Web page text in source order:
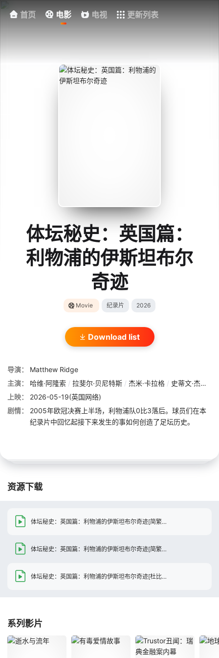
首页 电影 电视 更新列表
体坛秘史：英国篇：
利物浦的伊斯坦布尔
奇迹
Movie 纪录片 2026
Download list
导演：
Matthew Ridge
主演：
哈维·阿隆索 / 拉斐尔·贝尼特斯 / 杰米·卡拉格 / 史蒂文·杰拉德
上映：
2026-05-19(英国网络)
剧情：
2005年欧冠决赛上半场，利物浦队0比3落后。球员们在本
纪录片中回忆起接下来发生的事如何创造了足坛历史。
资源下载
体坛秘史：英国篇：利物浦的伊斯坦布尔奇迹[简繁英字幕].2026.2160p.NF.WEB-DL.DDP.5.1.Atmos.HDR10.H.265-DreamHD
体坛秘史：英国篇：利物浦的伊斯坦布尔奇迹[简繁英字幕].2026.2160p.NF.WEB-DL.DDP.5.1.Atmos.H.265-DreamHD
体坛秘史：英国篇：利物浦的伊斯坦布尔奇迹[杜比视界版本][简繁英字幕].2026.2160p.NF.WEB-DL.DDP.5.1.Atmos.DV.H.265-DreamHD
系列影片